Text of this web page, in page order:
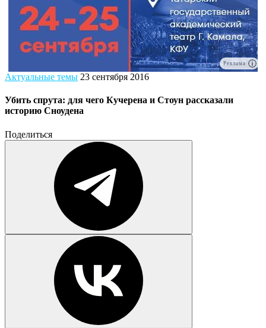
Реклама
Актуальные темы 23 сентября 2016
Убить спрута: для чего Кучерена и Стоун рассказали
историю Сноудена
Поделиться